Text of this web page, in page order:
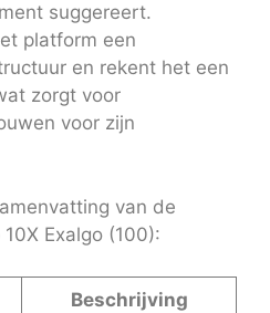
suggereert.
platform een
en rekent het een
zorgt voor
voor zijn
van de
Exalgo (100):
Beschrijving